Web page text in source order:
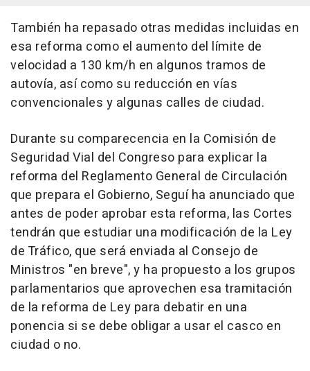
También ha repasado otras medidas incluidas en
esa reforma como el aumento del límite de
velocidad a 130 km/h en algunos tramos de
autovía, así como su reducción en vías
convencionales y algunas calles de ciudad.
Durante su comparecencia en la Comisión de
Seguridad Vial del Congreso para explicar la
reforma del Reglamento General de Circulación
que prepara el Gobierno, Seguí ha anunciado que
antes de poder aprobar esta reforma, las Cortes
tendrán que estudiar una modificación de la Ley
de Tráfico, que será enviada al Consejo de
Ministros "en breve", y ha propuesto a los grupos
parlamentarios que aprovechen esa tramitación
de la reforma de Ley para debatir en una
ponencia si se debe obligar a usar el casco en
ciudad o no.